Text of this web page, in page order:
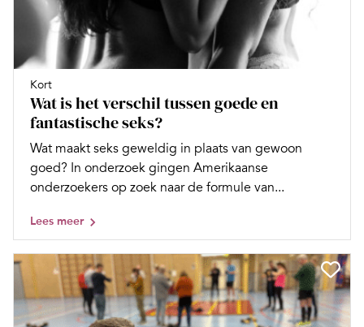
Kort
Wat is het verschil tussen goede en
fantastische seks?
Wat maakt seks geweldig in plaats van gewoon
goed? In onderzoek gingen Amerikaanse
onderzoekers op zoek naar de formule van...
Lees meer